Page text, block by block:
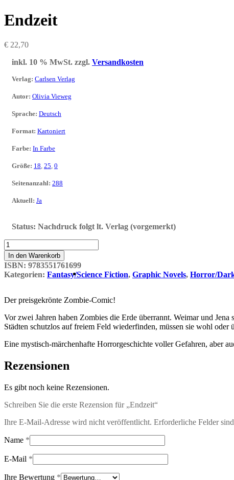
Endzeit
€ 22,70
inkl. 10 % MwSt. zzgl. Versandkosten
Verlag: Carlsen Verlag
Autor: Olivia Vieweg
Sprache: Deutsch
Format: Kartoniert
Farbe: In Farbe
Größe: 18, 25, 0
Seitenanzahl: 288
Aktuell: Ja
Status: Nachdruck folgt lt. Verlag (vorgemerkt)
Endzeit
Menge
In den Warenkorb
ISBN: 9783551761699
Kategorien: Fantasy/Science Fiction, Graphic Novels, Horror/
Der preisgekrönte Zombie-Comic!
Vor zwei Jahren haben Zombies die Erde überrannt. Weimar und
Städten schutzlos auf freiem Feld wiederfinden, müssen sie wohl
Eine mystisch-märchenhafte Horrorgeschichte voller Gefahren, aber
Rezensionen
Es gibt noch keine Rezensionen.
Schreiben Sie die erste Rezension für „Endzeit“
Ihre E-Mail-Adresse wird nicht veröffentlicht. Erforderliche Felder
Name *
E-Mail *
Ihre Bewertung *